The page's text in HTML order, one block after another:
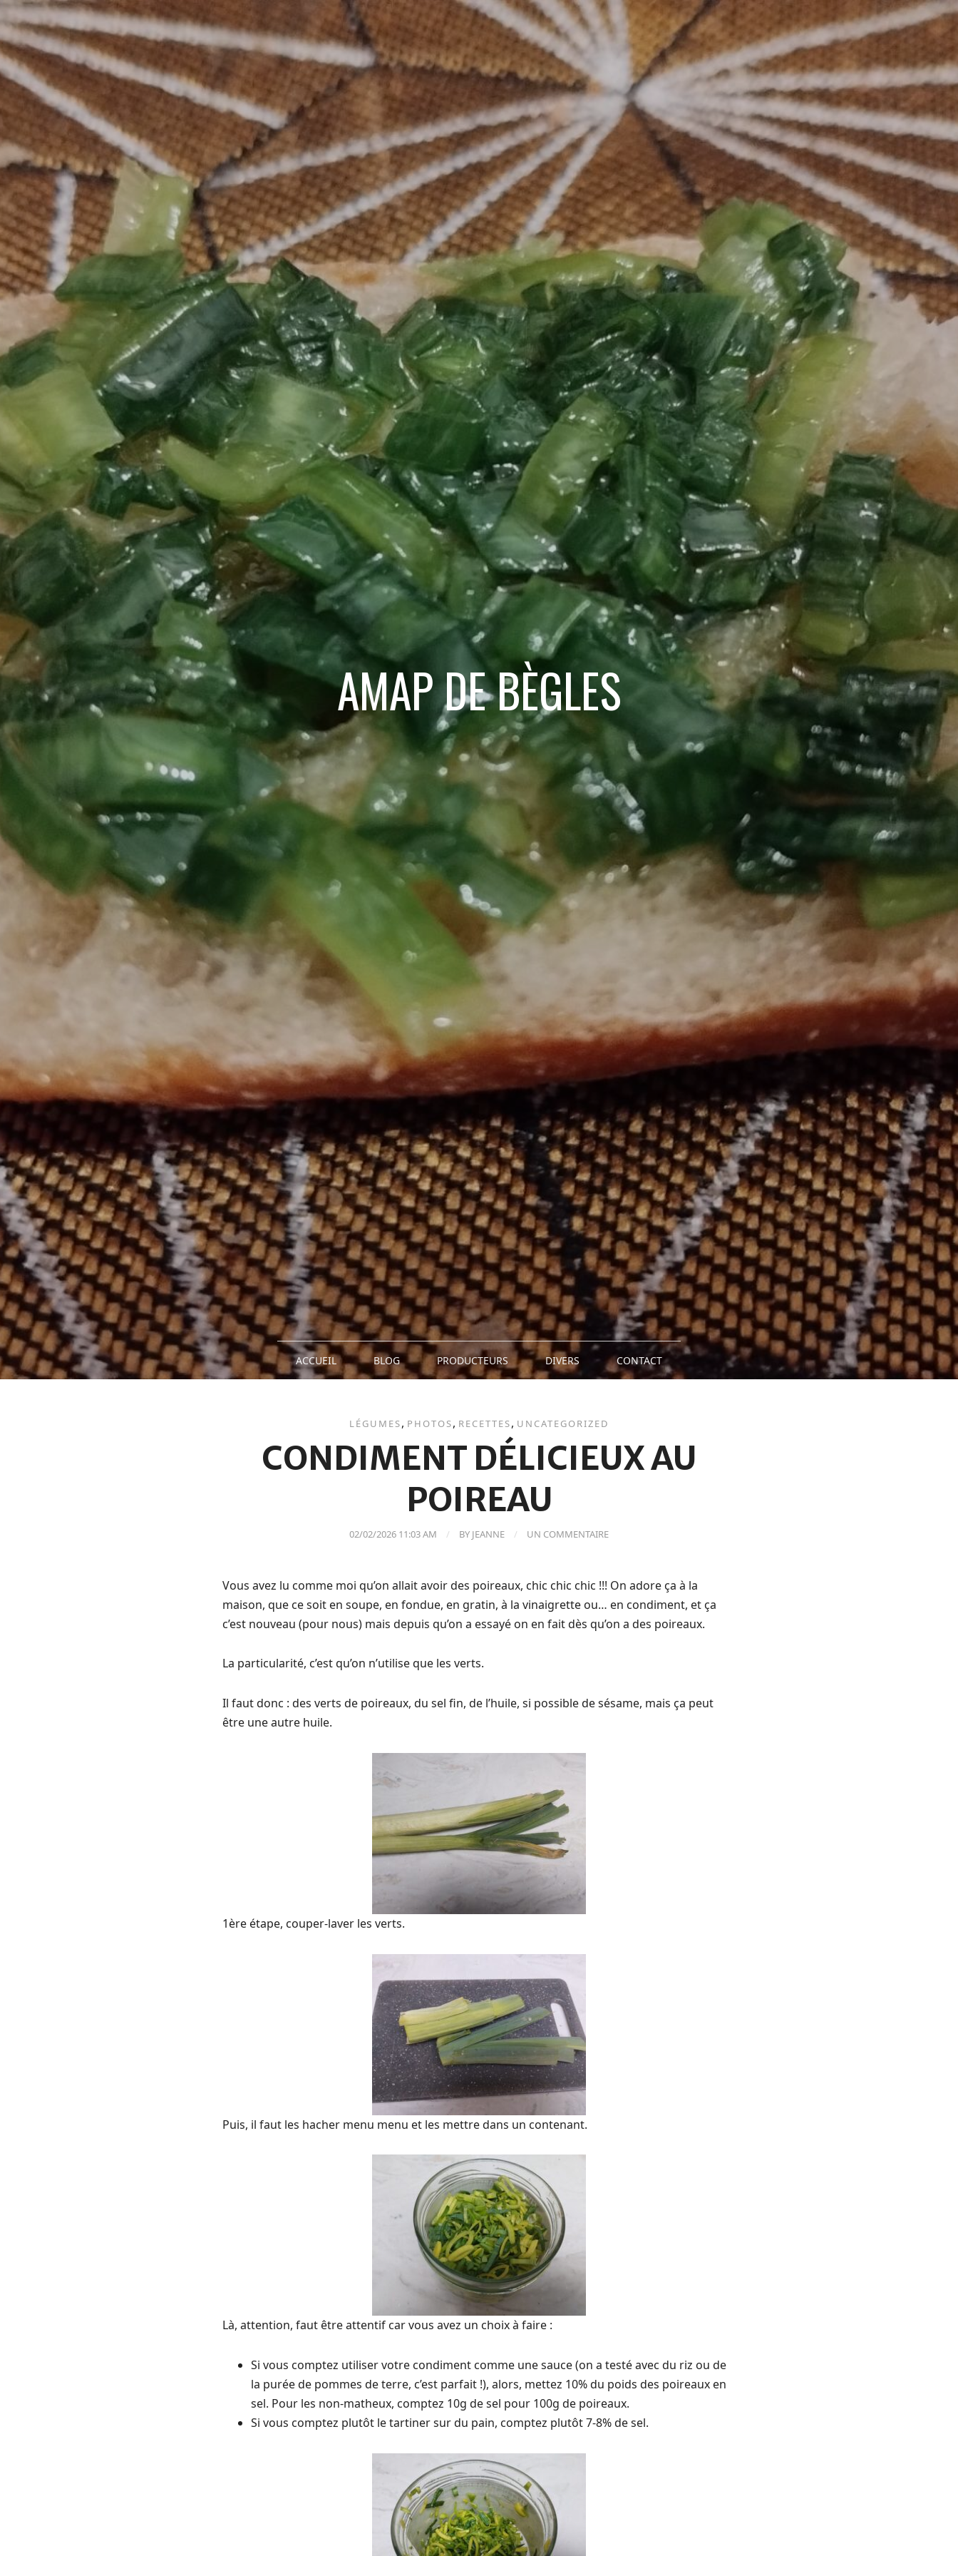
AMAP DE BÈGLES
ACCUEIL BLOG PRODUCTEURS DIVERS CONTACT
LÉGUMES, PHOTOS, RECETTES, UNCATEGORIZED
CONDIMENT DÉLICIEUX AU
POIREAU
02/02/2026 11:03 AM BY JEANNE UN COMMENTAIRE
Vous avez lu comme moi qu’on allait avoir des poireaux, chic chic chic !!! On adore ça à la
maison, que ce soit en soupe, en fondue, en gratin, à la vinaigrette ou… en condiment, et ça
c’est nouveau (pour nous) mais depuis qu’on a essayé on en fait dès qu’on a des poireaux.
La particularité, c’est qu’on n’utilise que les verts.
Il faut donc : des verts de poireaux, du sel fin, de l’huile, si possible de sésame, mais ça peut
être une autre huile.
1ère étape, couper-laver les verts.
Puis, il faut les hacher menu menu et les mettre dans un contenant.
Là, attention, faut être attentif car vous avez un choix à faire :
Si vous comptez utiliser votre condiment comme une sauce (on a testé avec du riz ou de
la purée de pommes de terre, c’est parfait !), alors, mettez 10% du poids des poireaux en
sel. Pour les non-matheux, comptez 10g de sel pour 100g de poireaux.
Si vous comptez plutôt le tartiner sur du pain, comptez plutôt 7-8% de sel.